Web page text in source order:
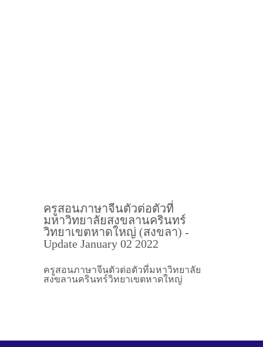
ครูสอนภาษาจีนตัวต่อตัวที่
มหาวิทยาลัยสงขลานครินทร์
วิทยาเขตหาดใหญ่ (สงขลา) -
Update January 02 2022
ครูสอนภาษาจีนตัวต่อตัวที่มหาวิทยาลัย
สงขลานครินทร์วิทยาเขตหาดใหญ่